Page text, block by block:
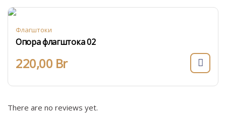
Флагштоки
Опора флагштока 02
220,00 Br
There are no reviews yet.